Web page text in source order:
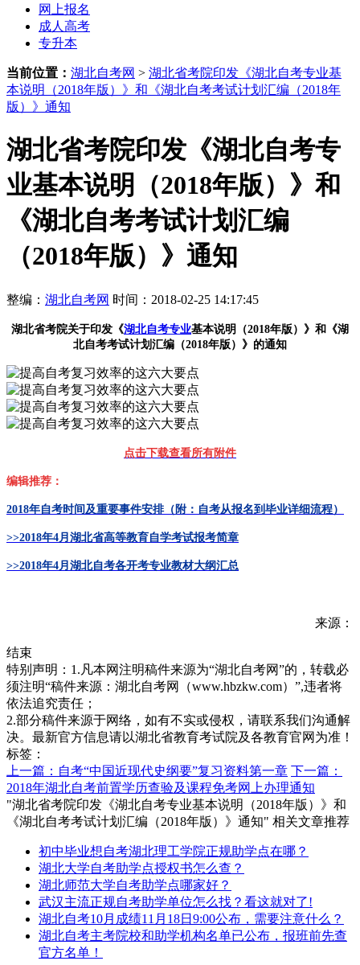
网上报名
成人高考
专升本
当前位置： 湖北自考网 > 湖北省考院印发《湖北自考专业基
本说明（2018年版）》和《湖北自考考试计划汇编（2018年
版）》通知
湖北省考院印发《湖北自考专
业基本说明（2018年版）》和
《湖北自考考试计划汇编
（2018年版）》通知
整编： 湖北自考网 时间：2018-02-25 14:17:45
湖北省考院关于印发《湖北自考专业基本说明（2018年版）》和《湖
北自考考试计划汇编（2018年版）》的通知
点击下载查看所有附件
编辑推荐：
2018年自考时间及重要事件安排（附：自考从报名到毕业详细流程）
>>2018年4月 湖北省高等教育自学考试报考简章
>>2018年4月湖北自考各开考专业教材大纲汇总
来源：
结束
特别声明：1.凡本网注明稿件来源为“湖北自考网”的，转载必
须注明“稿件来源：湖北自考网（www.hbzkw.com）”,违者将
依法追究责任；
2.部分稿件来源于网络，如有不实或侵权，请联系我们沟通解
决。最新官方信息请以湖北省教育考试院及各教育官网为准！
标签：
上一篇：自考“中国近现代史纲要”复习资料第一章 下一篇：
2018年湖北自考前置学历查验及课程免考网上办理通知
"湖北省考院印发《湖北自考专业基本说明（2018年版）》和
《湖北自考考试计划汇编（2018年版）》通知" 相关文章推荐
初中毕业想自考湖北理工学院正规助学点在哪？
湖北大学自考助学点授权书怎么查？
湖北师范大学自考助学点哪家好？
武汉主流正规自考助学单位怎么找？看这就对了!
湖北自考10月成绩11月18日9:00公布，需要注意什么？
湖北自考主考院校和助学机构名单已公布，报班前先查
官方名单！